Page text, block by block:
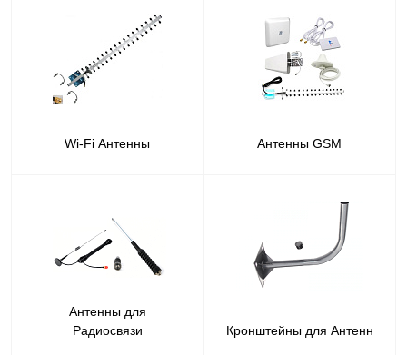
Wi-Fi Антенны Антенны GSM
Антенны для
Радиосвязи
Кронштейны для Антенн